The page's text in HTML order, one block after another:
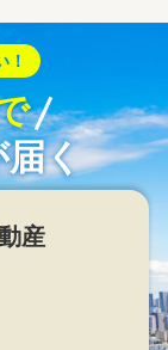
！
届く
産